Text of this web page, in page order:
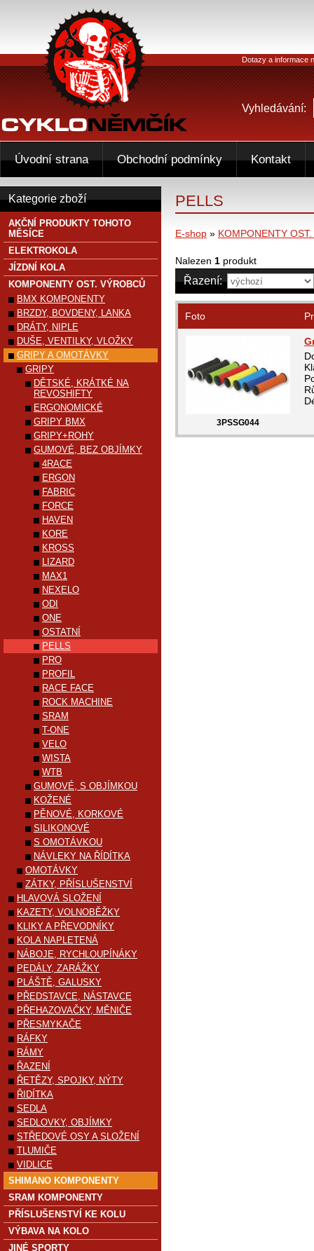
PELLS
E-shop » KOMPONENTY
Nalezen 1 produkt
Řazení:
Foto
3PSSG044
Kategorie zboží
AKČNÍ PRODUKTY TOHOTO
MĚSÍCE
ELEKTROKOLA
JÍZDNÍ KOLA
KOMPONENTY OST. VÝROBCŮ
BMX KOMPONENTY
BRZDY, BOVDENY, LANKA
DRÁTY, NIPLE
DUŠE, VENTILKY, VLOŽKY
GRIPY A OMOTÁVKY
GRIPY
DĚTSKÉ, KRÁTKÉ NA
REVOSHIFTY
ERGONOMICKÉ
GRIPY BMX
GRIPY+ROHY
GUMOVÉ, BEZ OBJÍMKY
4RACE
ERGON
FABRIC
FORCE
HAVEN
KORE
KROSS
LIZARD
MAX1
NEXELO
ODI
ONE
OSTATNÍ
PELLS
PRO
PROFIL
RACE FACE
ROCK MACHINE
SRAM
T-ONE
VELO
WISTA
WTB
GUMOVÉ, S OBJÍMKOU
KOŽENÉ
PĚNOVÉ, KORKOVÉ
SILIKONOVÉ
S OMOTÁVKOU
NÁVLEKY NA ŘÍDÍTKA
OMOTÁVKY
ZÁTKY, PŘÍSLUŠENSTVÍ
HLAVOVÁ SLOŽENÍ
KAZETY, VOLNOBĚŽKY
KLIKY A PŘEVODNÍKY
KOLA NAPLETENÁ
NÁBOJE, RYCHLOUPÍNÁKY
PEDÁLY, ZARÁŽKY
PLÁŠTĚ, GALUSKY
PŘEDSTAVCE, NÁSTAVCE
PŘEHAZOVAČKY, MĚNIČE
PŘESMYKAČE
RÁFKY
RÁMY
ŘAZENÍ
ŘETĚZY, SPOJKY, NÝTY
ŘIDÍTKA
SEDLA
SEDLOVKY, OBJÍMKY
STŘEDOVÉ OSY A SLOŽENÍ
TLUMIČE
VIDLICE
SHIMANO KOMPONENTY
SRAM KOMPONENTY
PŘÍSLUŠENSTVÍ KE KOLU
VÝBAVA NA KOLO
JINÉ SPORTY
Dotazy a informace
Vyhledávání:
Úvodní strana Obchodní podmínky Kontakt